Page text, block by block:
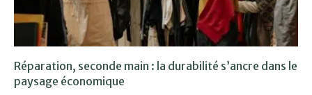
Réparation, seconde main : la durabilité s’ancre dans le
paysage économique